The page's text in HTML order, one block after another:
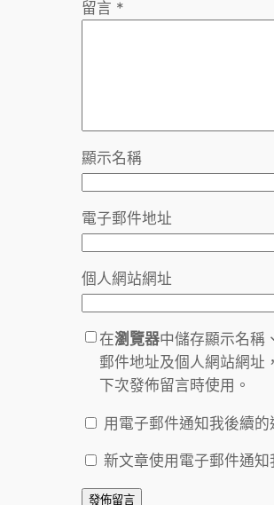
留言 *
顯示名稱
電子郵件地址
個人網站網址
在瀏覽器中儲存顯示名稱
郵件地址及個人網站網址
下次發佈留言時使用。
用電子郵件通知我後續的
新文章使用電子郵件通知